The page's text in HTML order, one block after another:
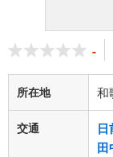
-
所在地 和
交通
田